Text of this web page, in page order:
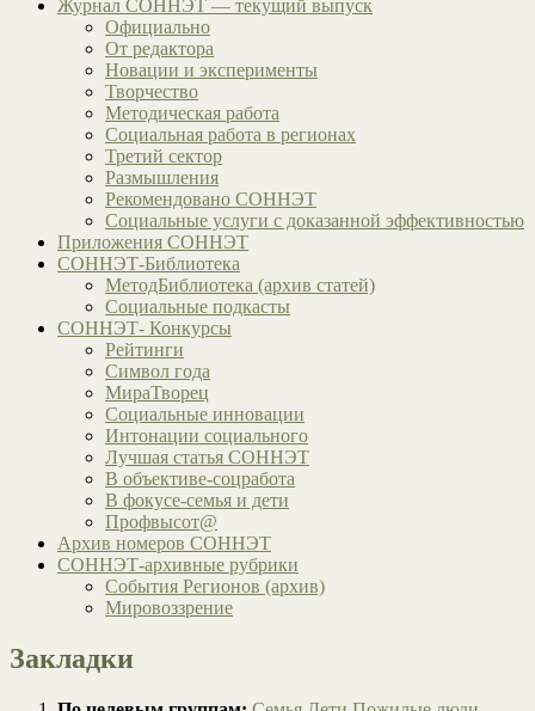
Журнал СОННЭТ — текущий выпуск
Официально
От редактора
Новации и эксперименты
Творчество
Методическая работа
Социальная работа в регионах
Третий сектор
Размышления
Рекомендовано СОННЭТ
Социальные услуги с доказанной эффективностью
Приложения СОННЭТ
СОННЭТ-Библиотека
МетодБиблиотека (архив статей)
Социальные подкасты
СОННЭТ- Конкурсы
Рейтинги
Символ года
МираТворец
Социальные инновации
Интонации социального
Лучшая статья СОННЭТ
В объективе-соцработа
В фокусе-семья и дети
Профвысот@
Архив номеров СОННЭТ
СОННЭТ-архивные рубрики
События Регионов (архив)
Мировоззрение
Закладки